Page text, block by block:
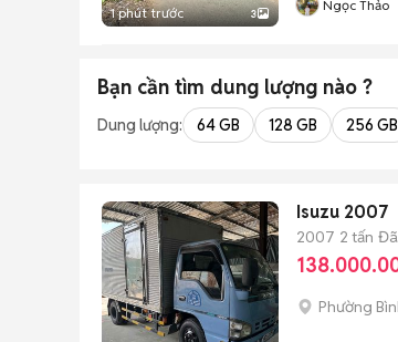
1 phút trước 3 Ngọc Thảo
Bạn cần tìm dung lượng nào ?
Dung lượng: 64 GB 128 GB 256 GB
Isuzu 2007
2007 2 tấn
Phường